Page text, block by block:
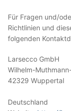
Für Fragen und/
Richtlinien und
folgenden
Larsecco GmbH
Wilhelm-
42329 Wuppertal
Deutschland